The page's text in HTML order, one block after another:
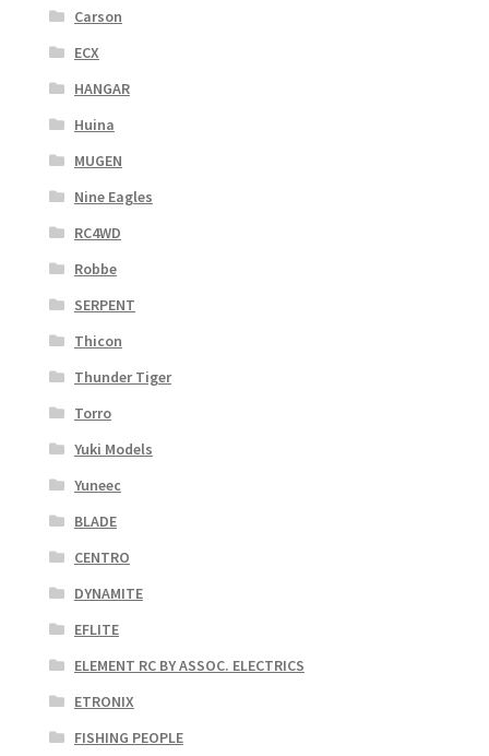
Carson
ECX
HANGAR
Huina
MUGEN
Nine Eagles
RC4WD
Robbe
SERPENT
Thicon
Thunder Tiger
Torro
Yuki Models
Yuneec
BLADE
CENTRO
DYNAMITE
EFLITE
ELEMENT RC BY ASSOC. ELECTRICS
ETRONIX
FISHING PEOPLE